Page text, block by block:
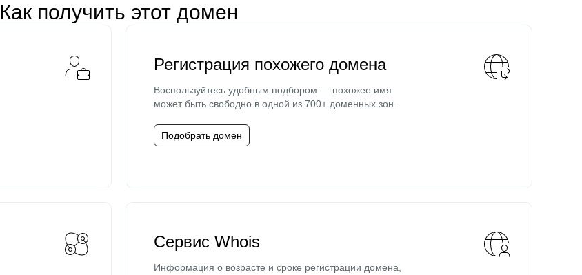
Как получить этот домен
Регистрация похожего домена
Воспользуйтесь удобным подбором — похожее имя
может быть свободно в одной из 700+ доменных зон.
Подобрать домен
Сервис Whois
Информация о возрасте и сроке регистрации домена,